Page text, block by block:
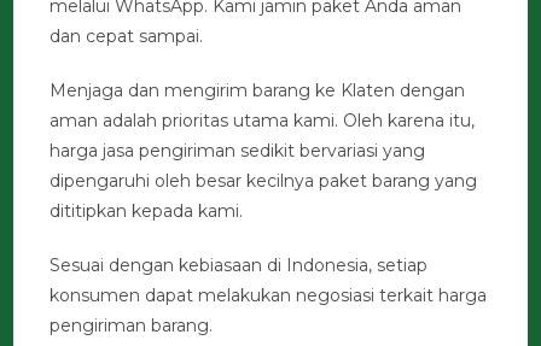
melalui WhatsApp. Kami jamin paket Anda aman
dan cepat sampai.
Menjaga dan mengirim barang ke Klaten dengan
aman adalah prioritas utama kami. Oleh karena itu,
harga jasa pengiriman sedikit bervariasi yang
dipengaruhi oleh besar kecilnya paket barang yang
dititipkan kepada kami.
Sesuai dengan kebiasaan di Indonesia, setiap
konsumen dapat melakukan negosiasi terkait harga
pengiriman barang.